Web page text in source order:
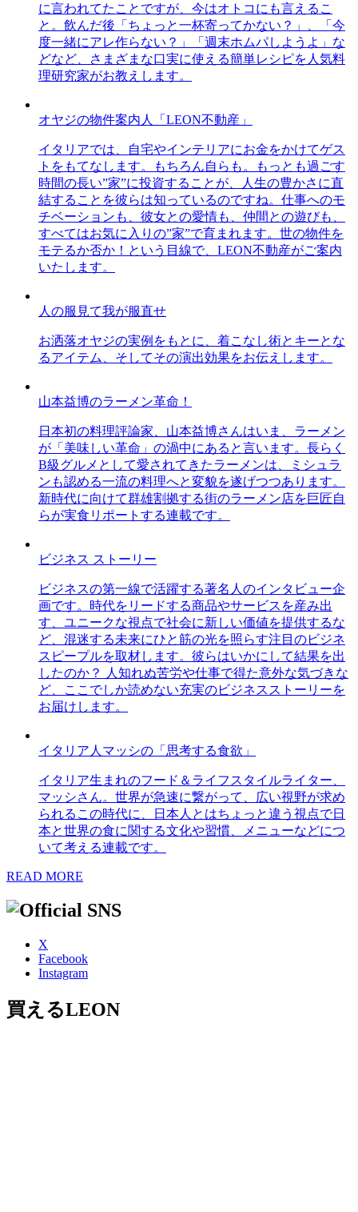
に言われてたことですが、今はオトコにも言えるこ
と。飲んだ後「ちょっと一杯寄ってかない？」、「今
度一緒にアレ作らない？」「週末ホムパしようよ」な
どなど、さまざまな口実に使える簡単レシピを人気料
理研究家がお教えします。
オヤジの物件案内人「LEON不動産」
イタリアでは、自宅やインテリアにお金をかけてゲス
トをもてなします。もちろん自らも。もっとも過ごす
時間の長い”家”に投資することが、人生の豊かさに直
結することを彼らは知っているのですね。仕事へのモ
チベーションも、彼女との愛情も、仲間との遊びも、
すべてはお気に入りの”家”で育まれます。世の物件を
モテるか否か！という目線で、LEON不動産がご案内
いたします。
人の服見て我が服直せ
お洒落オヤジの実例をもとに、着こなし術とキーとな
るアイテム、そしてその演出効果をお伝えします。
山本益博のラーメン革命！
日本初の料理評論家、山本益博さんはいま、ラーメン
が「美味しい革命」の渦中にあると言います。長らく
B級グルメとして愛されてきたラーメンは、ミシュラ
ンも認める一流の料理へと変貌を遂げつつあります。
新時代に向けて群雄割拠する街のラーメン店を巨匠自
らが実食リポートする連載です。
ビジネス ストーリー
ビジネスの第一線で活躍する著名人のインタビュー企
画です。時代をリードする商品やサービスを産み出
す、ユニークな視点で社会に新しい価値を提供するな
ど、混迷する未来にひと筋の光を照らす注目のビジネ
スピープルを取材します。彼らはいかにして結果を出
したのか？ 人知れぬ苦労や仕事で得た意外な気づきな
ど、ここでしか読めない充実のビジネスストーリーを
お届けします。
イタリア人マッシの「思考する食欲」
イタリア生まれのフード＆ライフスタイルライター、
マッシさん。世界が急速に繋がって、広い視野が求め
られるこの時代に、日本人とはちょっと違う視点で日
本と世界の食に関する文化や習慣、メニューなどにつ
いて考える連載です。
READ MORE
X
Facebook
Instagram
買えるLEON